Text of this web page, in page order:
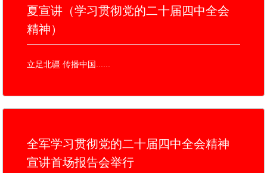
夏宣讲（学习贯彻党的二十届四中全会
精神）
立足北疆 传播中国......
全军学习贯彻党的二十届四中全会精神
宣讲首场报告会举行